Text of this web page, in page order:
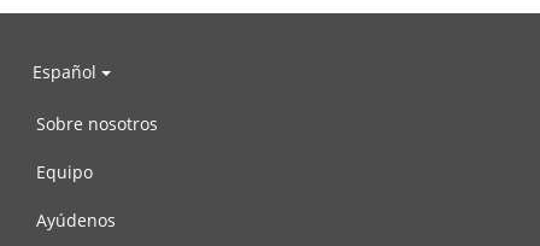
Español
Sobre nosotros
Equipo
Ayúdenos